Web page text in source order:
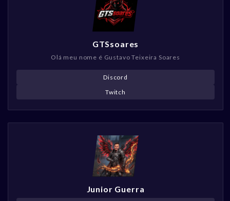
GTSsoares
Olá meu nome é Gustavo Teixeira Soares
Discord
Twitch
Junior Guerra